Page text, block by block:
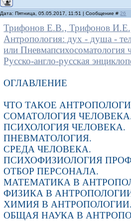
Дата: Пятница, 05.05.2017, 11:51 | Сообщение # 26
Трифонов Е.В., Трифонов
Антропология: дух - душа -
или Пневмапсихосоматология
Русско-англо-русская
ОГЛАВЛЕНИЕ
ЧТО ТАКОЕ
СОМАТОЛОГИЯ
ПСИХОЛОГИЯ ЧЕЛОВЕКА.
ПНЕВМАТОЛОГИЯ.
СРЕДА ЧЕЛОВЕКА.
ПСИХОФИЗИОЛОГИЯ
ОТБОР ПЕРСОНАЛА.
МАТЕМАТИКА В
ФИЗИКА В
ХИМИЯ В АНТРОПОЛОГИИ.
ОБЩАЯ НАУКА В